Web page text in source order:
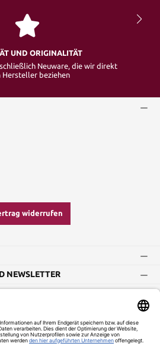
UND ORIGINALITÄT
Neuware, die wir direkt
Hersteller beziehen
widerrufen
NEWSLETTER